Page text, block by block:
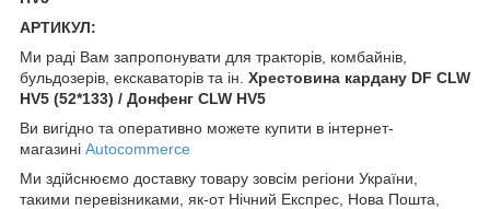
АРТИКУЛ:
Ми раді Вам запропонувати для тракторів, комбайнів,
бульдозерів, екскаваторів та ін. Хрестовина кардану DF CLW
HV5 (52*133) / Донфенг CLW HV5
Ви вигідно та оперативно можете купити в інтернет-
магазині Autocommerce
Ми здійснюємо доставку товару зовсім регіони України,
такими перевізниками, як-от Нічний Експрес, Нова Пошта,